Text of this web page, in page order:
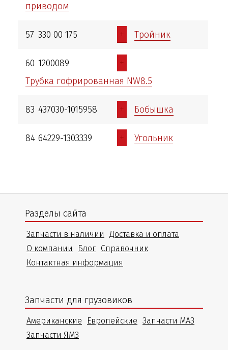
приводом
57 330 00 175 + Тройник
60 1200089
+
Трубка гофрированная NW8.5
83 437030-1015958 + Бобышка
84 64229-1303339 + Угольник
Разделы сайта
Запчасти в наличии
Доставка и оплата
О компании
Блог Справочник
Контактная информация
Запчасти для грузовиков
Американские Европейские Запчасти МАЗ
Запчасти ЯМЗ